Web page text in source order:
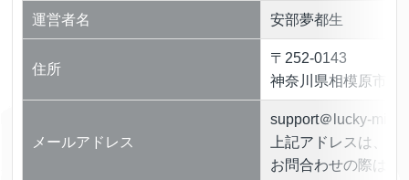
運営者名 安部夢都生
住所
〒252-0143
神奈川県相模原市緑
メールアドレス
support＠lucky-
上記アドレスは、
お問合わせの際は「